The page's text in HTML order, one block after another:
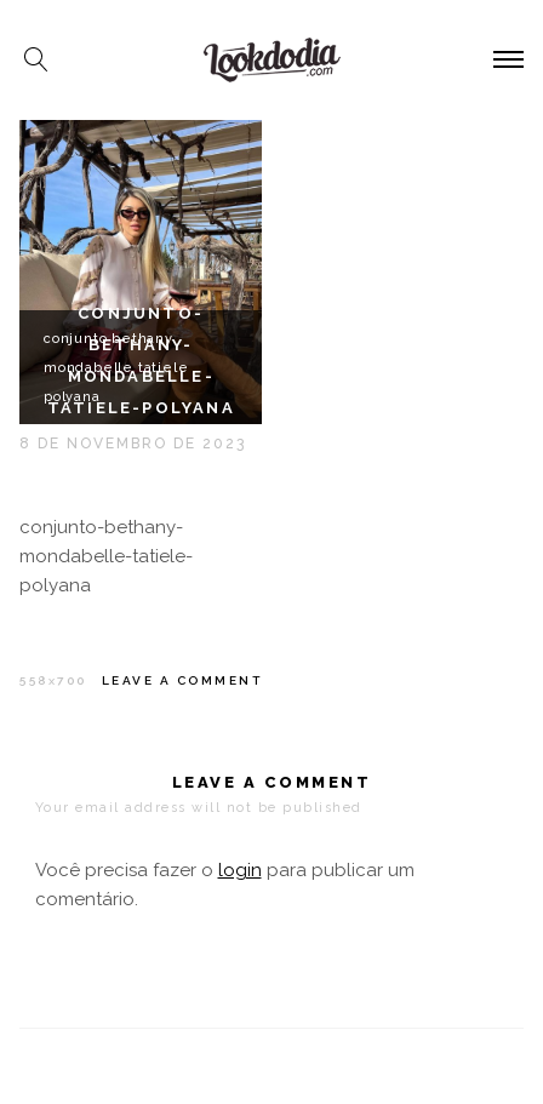
conjunto bethany
mondabelle tatiele
polyana
8 DE NOVEMBRO DE 2023
CONJUNTO-
BETHANY-
MONDABELLE-
TATIELE-POLYANA
conjunto-bethany-
mondabelle-tatiele-
polyana
558 X700 LEAVE A COMMENT
LEAVE A COMMENT
Your email address will not be published
Você precisa fazer o login para publicar um
comentário.